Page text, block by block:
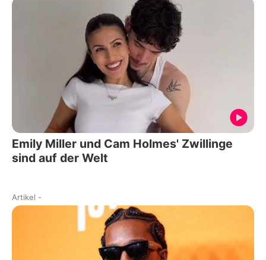
Emily Miller und Cam Holmes' Zwillinge
sind auf der Welt
Artikel -